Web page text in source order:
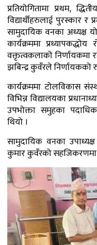
प्रतियोगितामा प्रथम,
विद्यार्थीहरुलाई पुरस्कार र
सामुदायिक वनका अध्यक्ष
कार्यक्रममा
वक्तृत्वकलाको निर्णायकमा
झबिन्द्र कुवँरले निर्णायकको
कार्यक्रममा टोलविकास
विभिन्न विद्यालयका
उपभोक्ता समुहका
थियो ।
सामुदायिक वनका
कुमार कुवँरको सहजिकरणमा